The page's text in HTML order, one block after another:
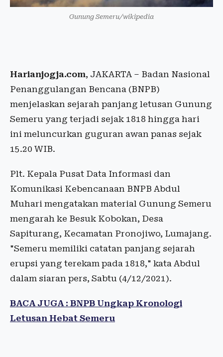
Gunung Semeru/wikipedia
Harianjogja.com, JAKARTA – Badan Nasional
Penanggulangan Bencana (BNPB)
menjelaskan sejarah panjang letusan Gunung
Semeru yang terjadi sejak 1818 hingga hari
ini meluncurkan guguran awan panas sejak
15.20 WIB.
Plt. Kepala Pusat Data Informasi dan
Komunikasi Kebencanaan BNPB Abdul
Muhari mengatakan material Gunung Semeru
mengarah ke Besuk Kobokan, Desa
Sapiturang, Kecamatan Pronojiwo, Lumajang.
"Semeru memiliki catatan panjang sejarah
erupsi yang terekam pada 1818," kata Abdul
dalam siaran pers, Sabtu (4/12/2021).
BACA JUGA : BNPB Ungkap Kronologi
Letusan Hebat Semeru